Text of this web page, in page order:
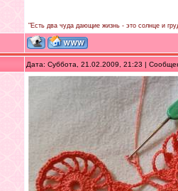
"Есть два чуда дающие жизнь - это солнце и
Дата: Суббота, 21.02.2009, 21:23 |